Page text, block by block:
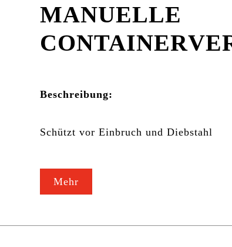
MANUELLE
Beschreibung:
Schützt vor Einbruch und Diebstahl
Mehr